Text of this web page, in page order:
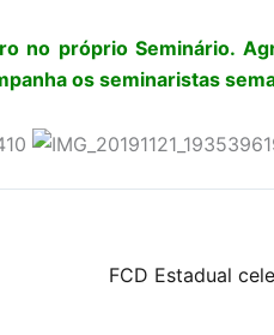
no próprio Seminário.
os seminaristas